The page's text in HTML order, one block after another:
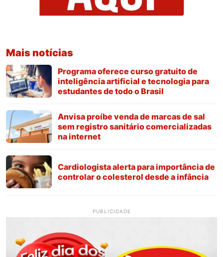
Mais notícias
Programa oferece curso gratuito de
inteligência artificial e tecnologia para
estudantes de todo o Brasil
Anvisa proíbe venda de marcas de sal
sem registro sanitário comercializadas
na internet
Cardiologista alerta para importância de
controlar o colesterol desde a infância
PUBLICIDADE